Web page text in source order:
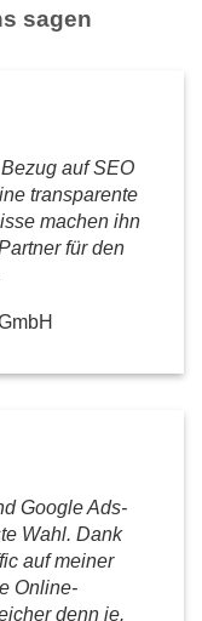
sagen
auf SEO
transparente
machen ihn
für den
Google Ads-
Wahl. Dank
auf meiner
Online-
denn je.